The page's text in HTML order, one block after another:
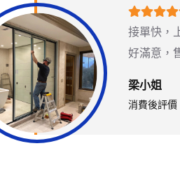
接單快，
好滿意，
梁小姐
消費後評價